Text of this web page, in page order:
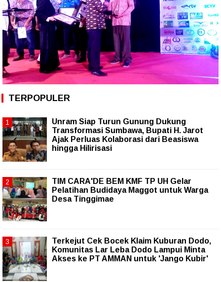
TERPOPULER
Unram Siap Turun Gunung Dukung
Transformasi Sumbawa, Bupati H. Jarot
Ajak Perluas Kolaborasi dari Beasiswa
hingga Hilirisasi
TIM CARA'DE BEM KMF TP UH Gelar
Pelatihan Budidaya Maggot untuk Warga
Desa Tinggimae
Terkejut Cek Bocek Klaim Kuburan Dodo,
Komunitas Lar Leba Dodo Lampui Minta
Akses ke PT AMMAN untuk 'Jango Kubir'